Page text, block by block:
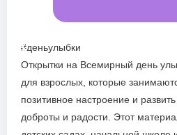
#деньулыбки
Открытки на Всемирный день
для взрослых, которые
позитивное настроение и
доброты и радости. Этот